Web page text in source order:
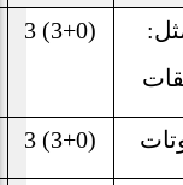
3 (3+0)
3 (3+0)